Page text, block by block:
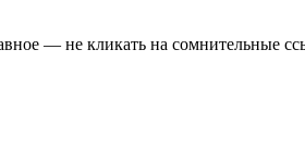
— не кликать на сомнительные